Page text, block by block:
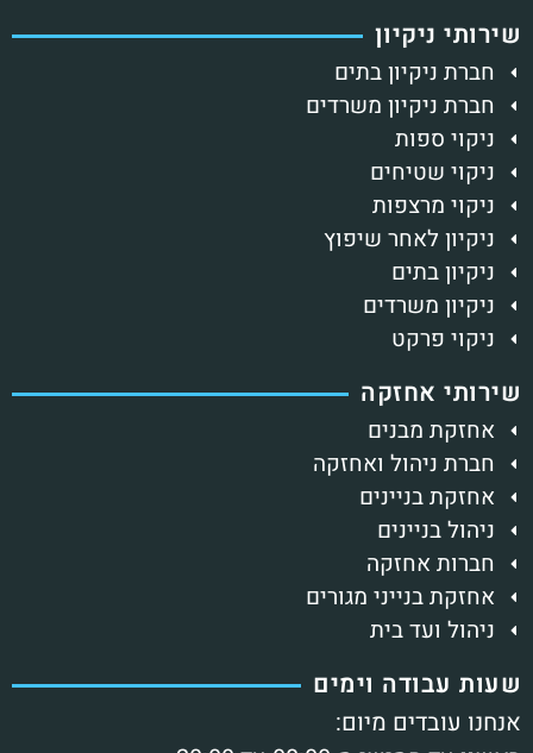
ניקיון
חברת ניקיון בתים
חברת ניקיון משרדים
ניקוי ספות
ניקוי שטיחים
ניקוי מרצפות
ניקיון לאחר שיפוץ
ניקיון בתים
ניקיון משרדים
ניקוי פרקט
אחזקה
אחזקת מבנים
חברת ניהול ואחזקה
אחזקת בניינים
ניהול בניינים
חברות אחזקה
אחזקת בנייני מגורים
ניהול ועד בית
עבודה וימים
עובדים מיום: